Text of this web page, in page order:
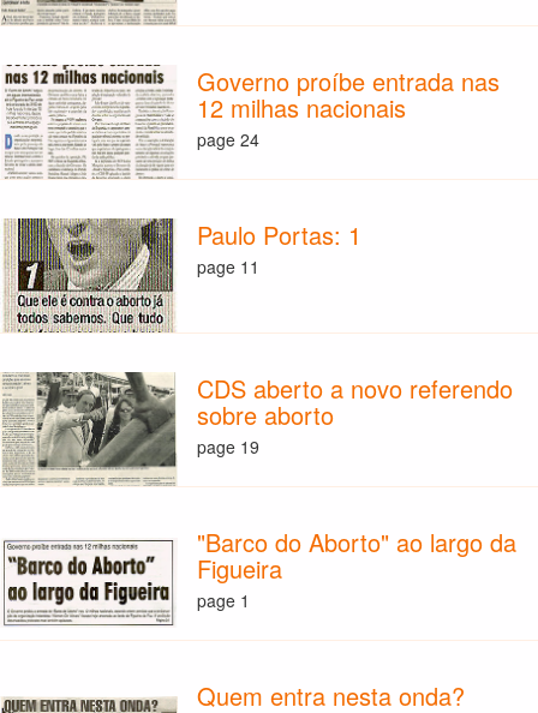
Governo proíbe entrada nas
12 milhas nacionais
page 24
Paulo Portas: 1
page 11
CDS aberto a novo referendo
sobre aborto
page 19
"Barco do Aborto" ao largo da
Figueira
page 1
Quem entra nesta onda?